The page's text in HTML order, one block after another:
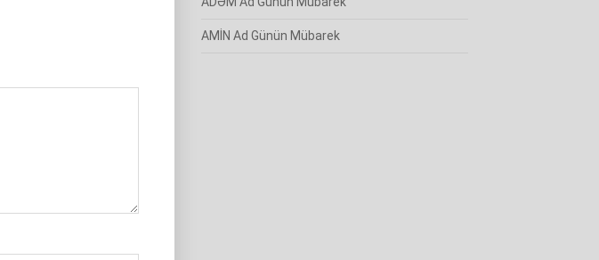
AMİN Ad Günün Mübarek